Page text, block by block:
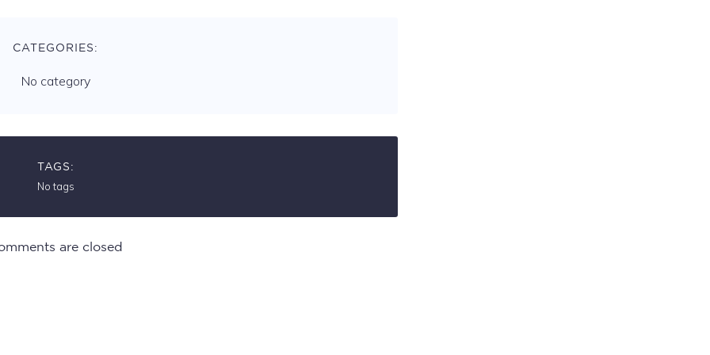
CATEGORIES:
No category
TAGS:
No tags
are closed